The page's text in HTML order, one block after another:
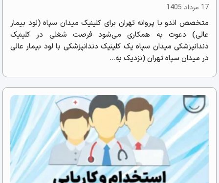
17 مرداد 1405
متخصص اندو با پروانه تهران برای کلینیک میدان سپاه (لود بیمار
عالی) دعوت به همکاری می‌شود فرصت شغلی در کلینیک
دندانپزشکی میدان سپاه یک کلینیک دندانپزشکی با لود بیمار عالی
در میدان سپاه تهران (نزدیک به...